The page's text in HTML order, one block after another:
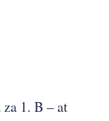
1. B – at